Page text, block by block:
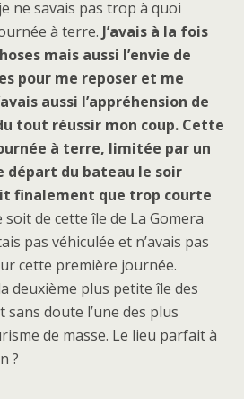
ne savais pas trop à quoi
à terre. J’avais à la fois
mais aussi l’envie de
pour me reposer et me
aussi l’appréhension de
tout réussir mon coup. Cette
à terre, limitée par un
départ du bateau le soir
finalement que trop courte
de cette île de La Gomera
pas véhiculée et n’avais pas
cette première journée.
deuxième plus petite île des
sans doute l’une des plus
de masse. Le lieu parfait à
?